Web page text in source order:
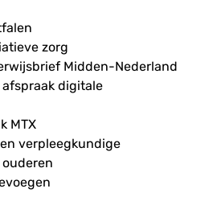
zorg
Midden-Nederland
digitale
MTX
verpleegkundige